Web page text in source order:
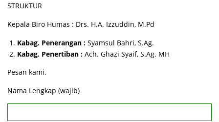
STRUKTUR
Kepala Biro Humas : Drs. H.A. Izzuddin, M.Pd
Kabag. Penerangan : Syamsul Bahri, S.Ag.
Kabag. Penertiban : Ach. Ghazi Syaif, S.Ag. MH
Pesan kami.
Nama Lengkap (wajib)